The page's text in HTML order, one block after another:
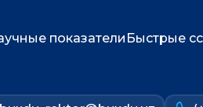
показатели Быстрые